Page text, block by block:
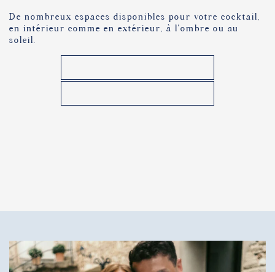
De nombreux espaces disponibles pour votre cocktail,
en intérieur comme en extérieur, à l’ombre ou au
soleil.